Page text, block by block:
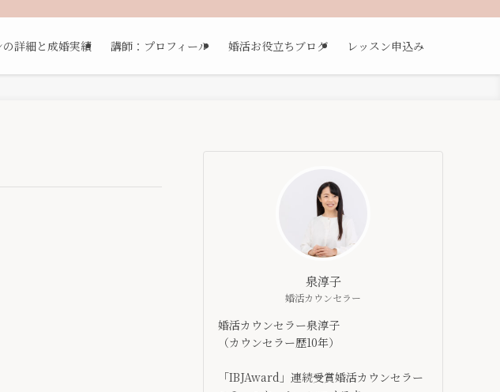
詳細と成婚実績 講師：プロフィール 婚活お役立ちブログ レッスン申込み
泉淳子
婚活カウンセラー
婚活カウンセラー泉淳子
（カウンセラー歴10年）
「IBJAward」連続受賞婚活カウンセラー